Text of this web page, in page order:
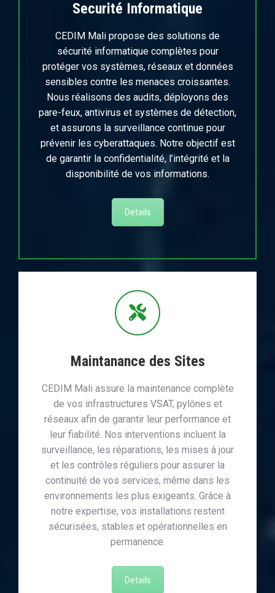
Securité Informatique
CEDIM Mali propose des solutions de
sécurité informatique complètes pour
protéger vos systèmes, réseaux et données
sensibles contre les menaces croissantes.
Nous réalisons des audits, déployons des
pare-feux, antivirus et systèmes de détection,
et assurons la surveillance continue pour
prévenir les cyberattaques. Notre objectif est
de garantir la confidentialité, l’intégrité et la
disponibilité de vos informations.
Details
Maintanance des Sites
CEDIM Mali assure la maintenance complète
de vos infrastructures VSAT, pylônes et
réseaux afin de garantir leur performance et
leur fiabilité. Nos interventions incluent la
surveillance, les réparations, les mises à jour
et les contrôles réguliers pour assurer la
continuité de vos services, même dans les
environnements les plus exigeants. Grâce à
notre expertise, vos installations restent
sécurisées, stables et opérationnelles en
permanence.
Details